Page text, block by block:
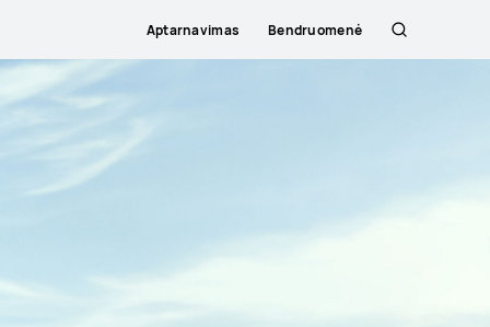
Aptarnavimas Bendruomenė
Paieška